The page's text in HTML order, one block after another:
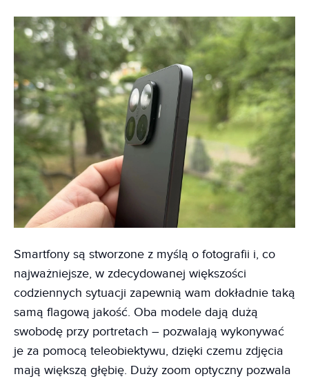
Smartfony są stworzone z myślą o fotografii i, co
najważniejsze, w zdecydowanej większości
codziennych sytuacji zapewnią wam dokładnie taką
samą flagową jakość. Oba modele dają dużą
swobodę przy portretach – pozwalają wykonywać
je za pomocą teleobiektywu, dzięki czemu zdjęcia
mają większą głębię. Duży zoom optyczny pozwala